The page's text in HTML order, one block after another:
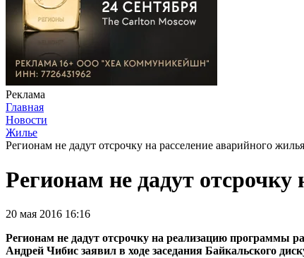
Реклама
Главная
Новости
Жилье
Регионам не дадут отсрочку на расселение аварийного
Регионам не дадут
20 мая 2016 16:16
Регионам не дадут отсрочку на реализацию программы
Андрей Чибис заявил в ходе заседания Байкальского